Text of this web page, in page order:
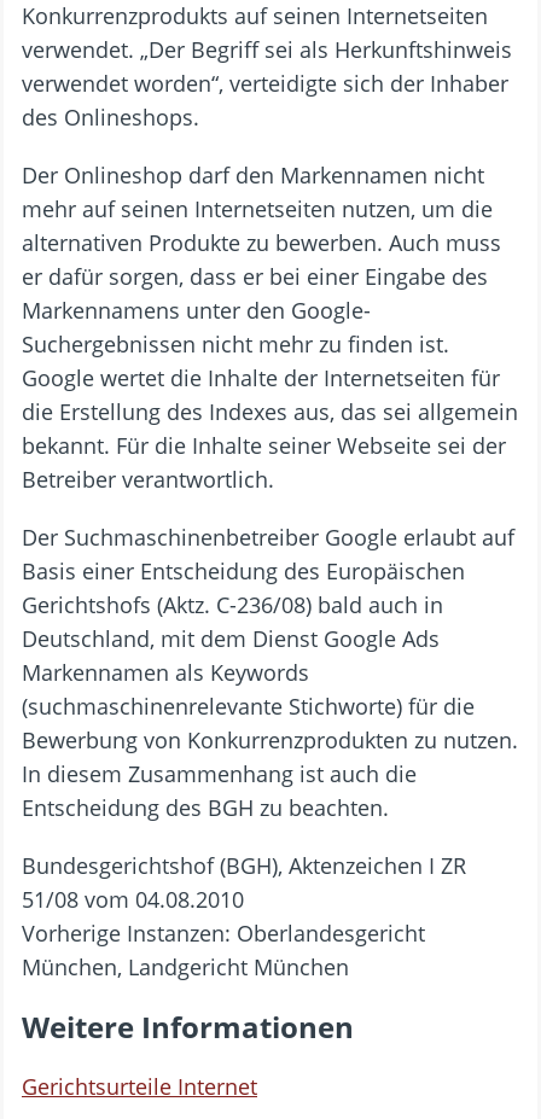
Konkurrenzprodukts auf seinen Internetseiten
verwendet. „Der Begriff sei als Herkunftshinweis
verwendet worden“, verteidigte sich der Inhaber
des Onlineshops.
Der Onlineshop darf den Markennamen nicht
mehr auf seinen Internetseiten nutzen, um die
alternativen Produkte zu bewerben. Auch muss
er dafür sorgen, dass er bei einer Eingabe des
Markennamens unter den Google-
Suchergebnissen nicht mehr zu finden ist.
Google wertet die Inhalte der Internetseiten für
die Erstellung des Indexes aus, das sei allgemein
bekannt. Für die Inhalte seiner Webseite sei der
Betreiber verantwortlich.
Der Suchmaschinenbetreiber Google erlaubt auf
Basis einer Entscheidung des Europäischen
Gerichtshofs (Aktz. C-236/08) bald auch in
Deutschland, mit dem Dienst Google Ads
Markennamen als Keywords
(suchmaschinenrelevante Stichworte) für die
Bewerbung von Konkurrenzprodukten zu nutzen.
In diesem Zusammenhang ist auch die
Entscheidung des BGH zu beachten.
Bundesgerichtshof (BGH), Aktenzeichen I ZR
51/08 vom 04.08.2010
Vorherige Instanzen: Oberlandesgericht
München, Landgericht München
Weitere Informationen
Gerichtsurteile Internet